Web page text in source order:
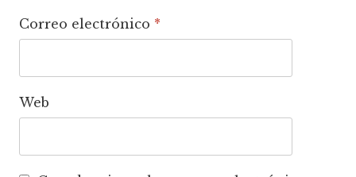
Correo electrónico *
Web